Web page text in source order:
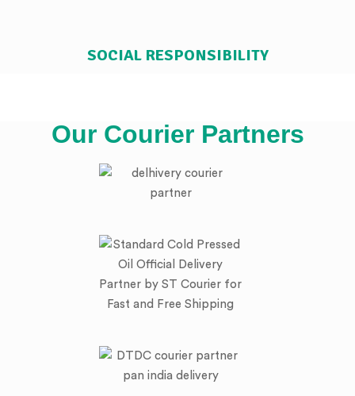
SOCIAL RESPONSIBILITY
Our Courier Partners